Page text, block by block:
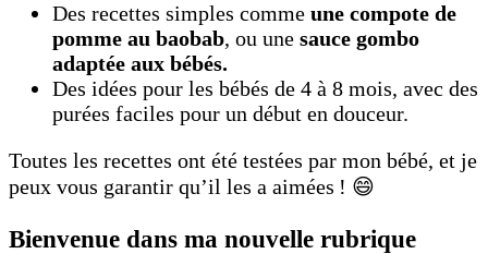
Des recettes simples comme une compote de
pomme au baobab, ou une sauce gombo
adaptée aux bébés.
Des idées pour les bébés de 4 à 8 mois, avec des
purées faciles pour un début en douceur.
Toutes les recettes ont été testées par mon bébé, et je
peux vous garantir qu’il les a aimées ! 😄
Bienvenue dans ma nouvelle rubrique